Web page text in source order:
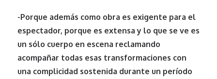
-Porque además como obra es exigente para el
espectador, porque es extensa y lo que se ve es
un sólo cuerpo en escena reclamando
acompañar todas esas transformaciones con
una complicidad sostenida durante un período